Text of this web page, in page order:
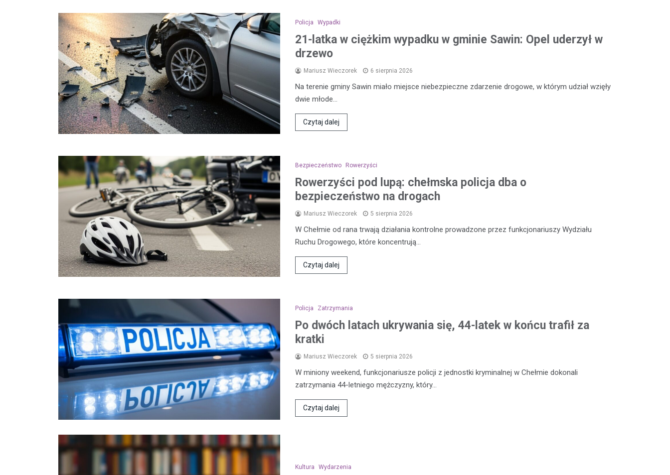
Policja Wypadki
21-latka w ciężkim wypadku w gminie Sawin: Opel uderzył w
drzewo
Mariusz Wieczorek 6 sierpnia 2026
Na terenie gminy Sawin miało miejsce niebezpieczne zdarzenie drogowe, w którym udział wzięły
dwie młode…
Czytaj dalej
Bezpieczeństwo Rowerzyści
Rowerzyści pod lupą: chełmska policja dba o
bezpieczeństwo na drogach
Mariusz Wieczorek 5 sierpnia 2026
W Chełmie od rana trwają działania kontrolne prowadzone przez funkcjonariuszy Wydziału
Ruchu Drogowego, które koncentrują…
Czytaj dalej
Policja Zatrzymania
Po dwóch latach ukrywania się, 44-latek w końcu trafił za
kratki
Mariusz Wieczorek 5 sierpnia 2026
W miniony weekend, funkcjonariusze policji z jednostki kryminalnej w Chełmie dokonali
zatrzymania 44-letniego mężczyzny, który…
Czytaj dalej
Kultura Wydarzenia